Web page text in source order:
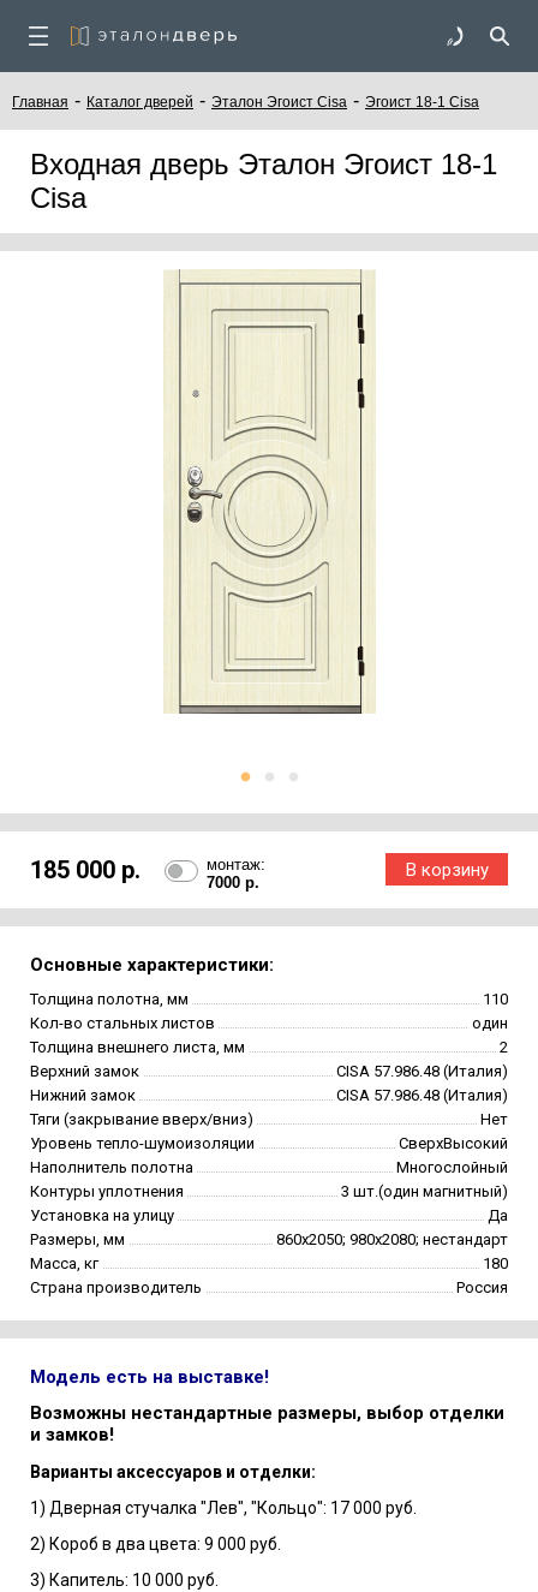
Главная - Каталог дверей - Эталон Эгоист Cisa - Эгоист 18-1 Cisa
Входная дверь Эталон Эгоист 18-1
Cisa
185 000 р.
монтаж:
7000 р.
Основные характеристики:
Толщина полотна, мм
110
Кол-во стальных листов
один
Толщина внешнего листа, мм
2
Верхний замок
CISA 57.986.48 (Италия)
Нижний замок
CISA 57.986.48 (Италия)
Тяги (закрывание вверх/вниз)
Нет
Уровень тепло-шумоизоляции
СверхВысокий
Наполнитель полотна
Многослойный
Контуры уплотнения
3 шт.(один магнитный)
Установка на улицу
Да
Размеры, мм
860х2050; 980х2080; нестандарт
Масса, кг
180
Страна производитель
Россия
Модель есть на выставке!
Возможны нестандартные размеры, выбор отделки
и замков!
Варианты аксессуаров и отделки:
1) Дверная стучалка "Лев", "Кольцо": 17 000 руб.
2) Короб в два цвета: 9 000 руб.
3) Капитель: 10 000 руб.